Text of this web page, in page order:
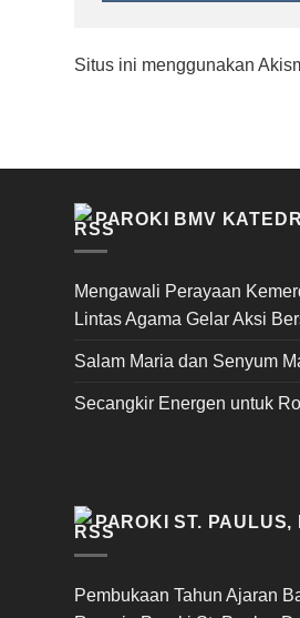
Situs ini menggunakan
PAROKI BMV
Mengawali Perayaan
Lintas Agama Gelar Aksi
Salam Maria dan Senyum
Secangkir Energen untuk
PAROKI ST. PAULUS,
Pembukaan Tahun Ajaran